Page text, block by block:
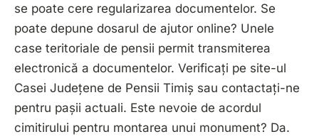
se poate cere regularizarea documentelor. Se
poate depune dosarul de ajutor online? Unele
case teritoriale de pensii permit transmiterea
electronică a documentelor. Verificați pe site-ul
Casei Județene de Pensii Timiș sau contactați-ne
pentru pașii actuali. Este nevoie de acordul
cimitirului pentru montarea unui monument? Da.